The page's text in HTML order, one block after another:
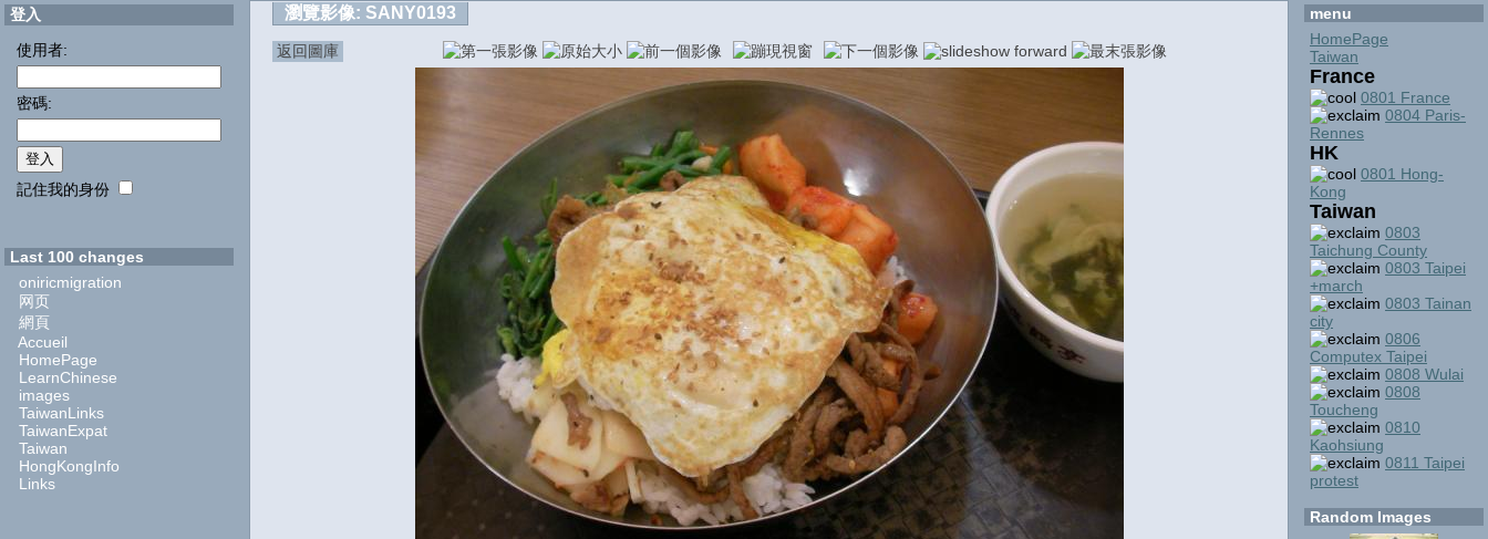
登入
使用者:
密碼:
記住我的身份
Last 100 changes
oniricmigration
网页
網頁
Accueil
HomePage
LearnChinese
images
TaiwanLinks
TaiwanExpat
Taiwan
HongKongInfo
Links
瀏覽影像: SANY0193
返回圖庫
menu
HomePage
Taiwan
France
0801 France
0804 Paris-
Rennes
HK
0801 Hong-
Kong
Taiwan
0803
Taichung County
0803 Taipei
+march
0803 Tainan
city
0806
Computex Taipei
0808 Wulai
0808
Toucheng
0810
Kaohsiung
0811 Taipei
protest
Random Images